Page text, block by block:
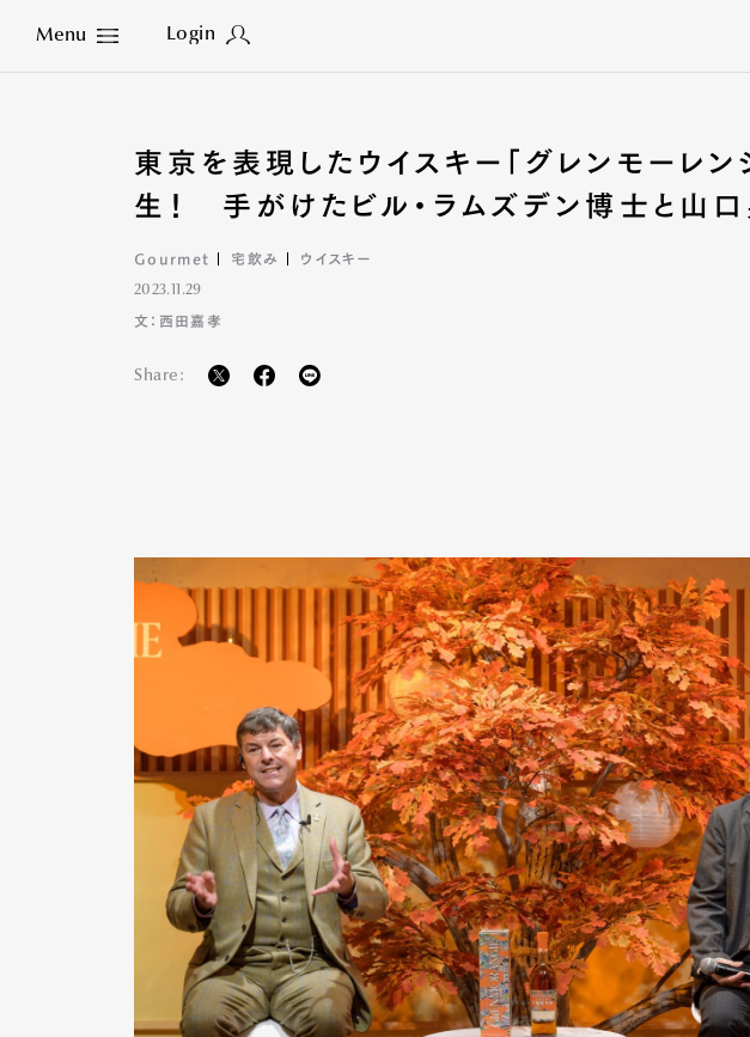
Menu Login
Close
東京を表現したウイスキー「グレンモーレン
生！ 手がけたビル・ラムズデン博士と山
Gourmet 宅飲み ウイスキー
2023.11.29
文：西田嘉孝
Share: